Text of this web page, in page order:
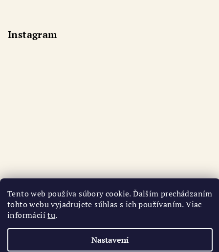
Tento web používa súbory cookie. Ďalším prechádzaním
tohto webu vyjadrujete súhlas s ich používaním. Viac
informáciítu.
Nastavení
Instagram
Sledovat na Instagramu
. Všechna práva vyhrazena.